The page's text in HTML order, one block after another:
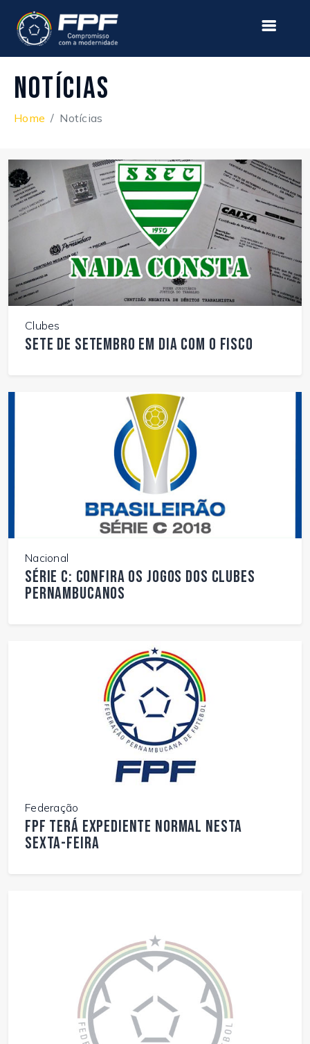
Notícias
Home Notícias
Clubes
Sete de Setembro em dia com o fisco
Nacional
Série C: Confira os jogos dos clubes
pernambucanos
Federação
FPF terá expediente normal nesta
sexta-feira